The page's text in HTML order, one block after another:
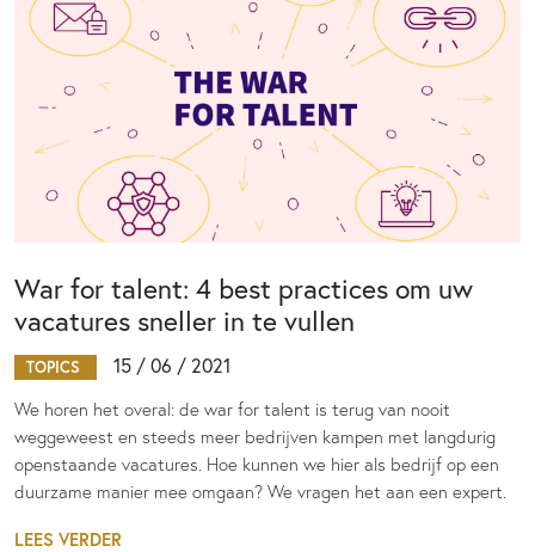
War for talent: 4 best practices om uw
vacatures sneller in te vullen
TOPICS 15 / 06 / 2021
We horen het overal: de war for talent is terug van nooit
weggeweest en steeds meer bedrijven kampen met langdurig
openstaande vacatures. Hoe kunnen we hier als bedrijf op een
duurzame manier mee omgaan? We vragen het aan een expert.
LEES VERDER